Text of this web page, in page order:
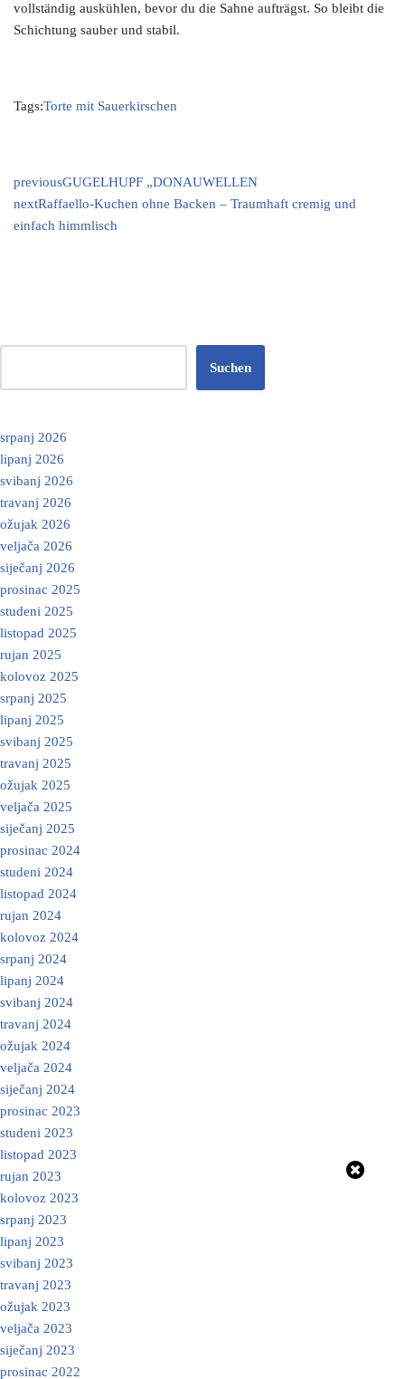
vollständig auskühlen, bevor du die Sahne aufträgst. So bleibt die
Schichtung sauber und stabil.
Tags:Torte mit Sauerkirschen
previousGUGELHUPF „DONAUWELLEN
nextRaffaello-Kuchen ohne Backen – Traumhaft cremig und
einfach himmlisch
Suchen
srpanj 2026
lipanj 2026
svibanj 2026
travanj 2026
ožujak 2026
veljača 2026
siječanj 2026
prosinac 2025
studeni 2025
listopad 2025
rujan 2025
kolovoz 2025
srpanj 2025
lipanj 2025
svibanj 2025
travanj 2025
ožujak 2025
veljača 2025
siječanj 2025
prosinac 2024
studeni 2024
listopad 2024
rujan 2024
kolovoz 2024
srpanj 2024
lipanj 2024
svibanj 2024
travanj 2024
ožujak 2024
veljača 2024
siječanj 2024
prosinac 2023
studeni 2023
listopad 2023
rujan 2023
kolovoz 2023
srpanj 2023
lipanj 2023
svibanj 2023
travanj 2023
ožujak 2023
veljača 2023
siječanj 2023
prosinac 2022